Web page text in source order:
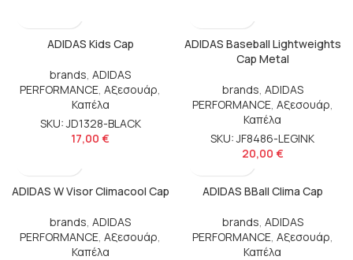
ADIDAS Kids Cap
brands, ADIDAS
PERFORMANCE, Αξεσουάρ,
Καπέλα
SKU: JD1328-BLACK
17,00 €
ADIDAS Baseball Lightweights
Cap Metal
brands, ADIDAS
PERFORMANCE, Αξεσουάρ,
Καπέλα
SKU: JF8486-LEGINK
20,00 €
ADIDAS W Visor Climacool Cap
brands, ADIDAS
PERFORMANCE, Αξεσουάρ,
Καπέλα
ADIDAS BBall Clima Cap
brands, ADIDAS
PERFORMANCE, Αξεσουάρ,
Καπέλα